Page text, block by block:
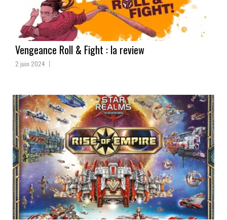
Vengeance Roll & Fight : la review
2 juin 2024